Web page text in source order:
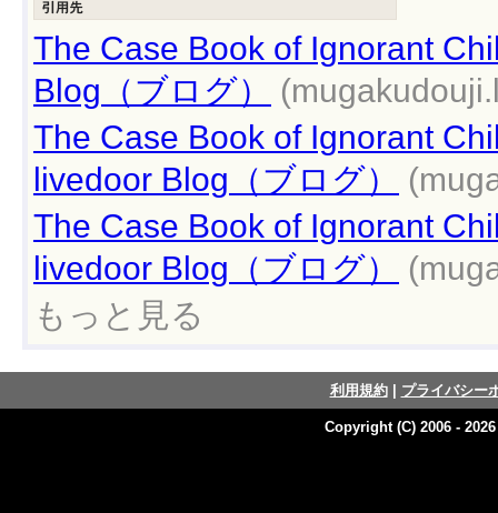
The Case Book of Ignorant
Blog（ブログ）
The Case Book of Ignorant
livedoor Blog（ブログ）
The Case Book of Ignorant
livedoor Blog（ブログ）
もっと見る
利用規約| プライバシー
Copyright (C) 2006 -